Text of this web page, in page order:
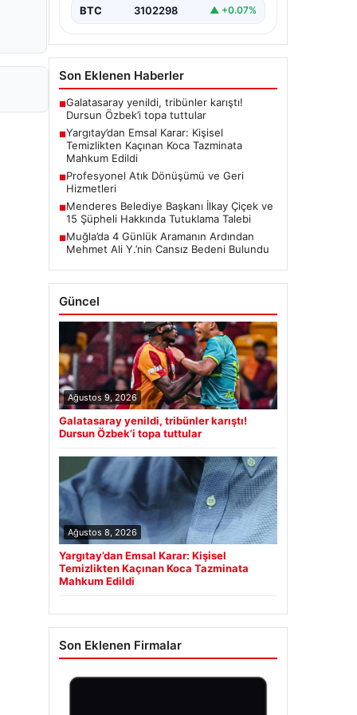
BTC 3102298 ▲ +0.07%
Son Eklenen Haberler
■Galatasaray yenildi, tribünler karıştı!
Dursun Özbek’i topa tuttular
■Yargıtay’dan Emsal Karar: Kişisel
Temizlikten Kaçınan Koca Tazminata
Mahkum Edildi
■Profesyonel Atık Dönüşümü ve Geri
Hizmetleri
■Menderes Belediye Başkanı İlkay Çiçek ve
15 Şüpheli Hakkında Tutuklama Talebi
■Muğla’da 4 Günlük Aramanın Ardından
Mehmet Ali Y.’nin Cansız Bedeni Bulundu
Güncel
Ağustos 9, 2026
Galatasaray yenildi, tribünler karıştı!
Dursun Özbek’i topa tuttular
Ağustos 8, 2026
Yargıtay’dan Emsal Karar: Kişisel
Temizlikten Kaçınan Koca Tazminata
Mahkum Edildi
Son Eklenen Firmalar